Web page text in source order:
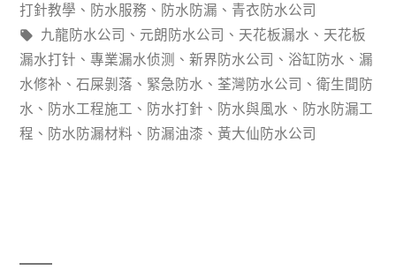
建
築
中
的
打針教學 、 防水服務 、 防水防漏 、 青衣防水公司
標
籤:
九龍防水公司 、 元朗防水公司 、 天花板漏水 、 天花板
漏水打针 、 專業漏水侦测 、 新界防水公司 、 浴缸防水 、 漏
水修补 、 石屎剝落 、 緊急防水 、 荃灣防水公司 、 衛生間防
水 、 防水工程施工 、 防水打針 、 防水與風水 、 防水防漏工
程 、 防水防漏材料 、 防漏油漆 、 黃大仙防水公司